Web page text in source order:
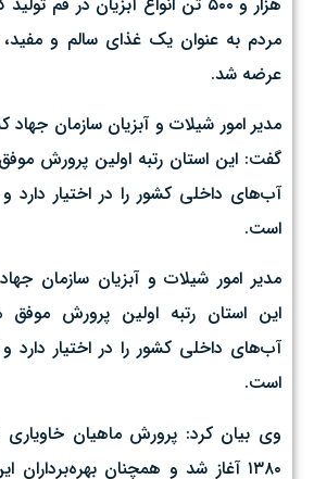
مردم به عنوان یک غذای سالم و مفید،
عرضه شد.
مدیر امور شیلات و آبزیان سازمان
گفت: این استان رتبه اولین پرورش
آب‌های داخلی کشور را در اختیار دارد
است.
مدیر امور شیلات و آبزیان سازمان
این استان رتبه اولین پرورش موفق
آب‌های داخلی کشور را در اختیار دارد
است.
وی بیان کرد: پرورش ماهیان خاویاری
۱۳۸۰ آغاز شد و همچنان